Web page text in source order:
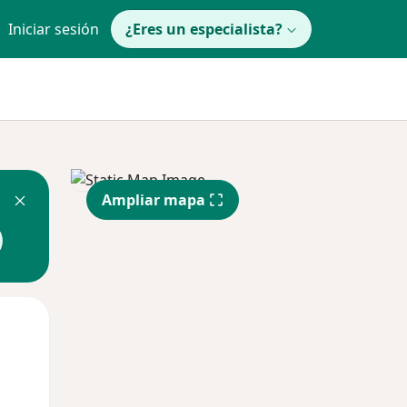
Iniciar sesión ¿Eres un especialista?
Ampliar mapa